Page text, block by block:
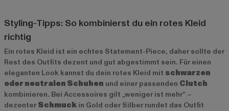
Styling-Tipps: So kombinierst du ein rotes Kleid
richtig
Ein rotes Kleid ist ein echtes Statement-Piece, daher sollte der
Rest des Outfits dezent und gut abgestimmt sein. Für einen
eleganten Look kannst du dein rotes Kleid mit schwarzen
oder neutralen Schuhen und einer passenden Clutch
kombinieren. Bei Accessoires gilt „weniger ist mehr“ –
dezenter Schmuck in Gold oder Silber rundet das Outfit